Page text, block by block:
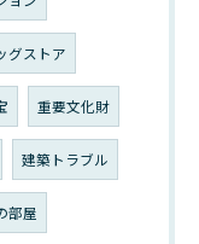
グストア
重要文化財
建築トラブル
部屋